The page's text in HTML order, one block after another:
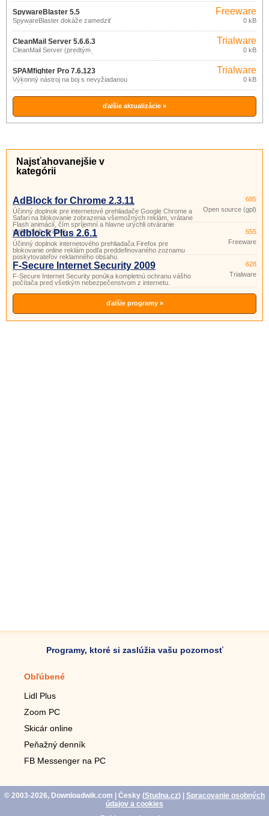
SpywareBlaster 5.5
SpywareBlaster dokáže zamedziť
inštalácii spyware, adware, dialerov a
ďalšieho nebezpečného softvéru
(ActiveX objektov) z webových stránok.
Freeware
(pro
nekomerční
účely)
0 kB
CleanMail Server 5.6.6.3
CleanMail Server (predtým
NoSpamToday!) je výkonný filter
nevyžiadanej pošty (spamu) a
antivírusový filter pracujúci ako
SMTP/POP3 proxy server medzi vašim
poštovým serverom (MS Exchange,
Lotus Notes/Domino, IMail,…) a sieti
internet.
Trialware
0 kB
SPAMfighter Pro 7.6.123
Výkonný nástroj na boj s nevyžiadanou
poštou.
Trialware
0 kB
ďalšie aktualizácie »
Najsťahovanejšie v
kategórii
AdBlock for Chrome 2.3.11
Účinný doplnok pre internetové prehliadače Google Chrome a
Safari na blokovanie zobrazenia všemožných reklám, vrátane
Flash animácií, čím spríjemní a hlavne urýchli otváranie
webových stránok.
685
Open source (gpl)
Adblock Plus 2.6.1
Účinný doplnok internetového prehliadača Firefox pre
blokovanie online reklám podľa preddefinovaného zoznamu
poskytovateľov reklamného obsahu.
655
Freeware
F-Secure Internet Security 2009
F-Secure Internet Security ponúka kompletnú ochranu vášho
počítača pred všetkým nebezpečenstvom z internetu.
628
Trialware
ďalšie programy »
Programy, ktoré si zaslúžia vašu pozornosť
Obľúbené
Lidl Plus
Zoom PC
Skicár online
Peňažný denník
FB Messenger na PC
© 2003-2026, Downloadwik.com | Česky (Studna.cz)
Spracovanie osobných
údajov a cookies